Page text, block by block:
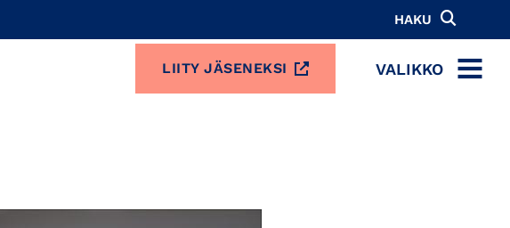
HAKU
LIITY JÄSENEKSI VALIKKO
MENU